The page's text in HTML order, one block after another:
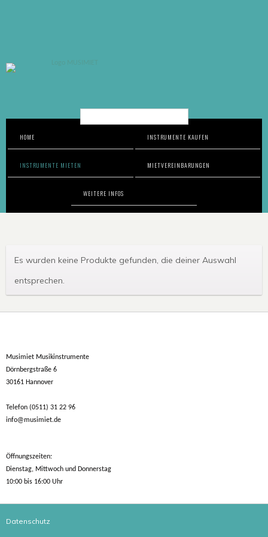
HOME INSTRUMENTE KAUFEN
INSTRUMENTE MIETEN MIETVEREINBARUNGEN
WEITERE INFOS
Es wurden keine Produkte gefunden, die deiner Auswahl
entsprechen.
Musimiet Musikinstrumente
Dörnbergstraße 6
30161 Hannover
Telefon (0511) 31 22 96
info@musimiet.de
Öffnungszeiten:
Dienstag, Mittwoch und Donnerstag
10:00 bis 16:00 Uhr
Datenschutz